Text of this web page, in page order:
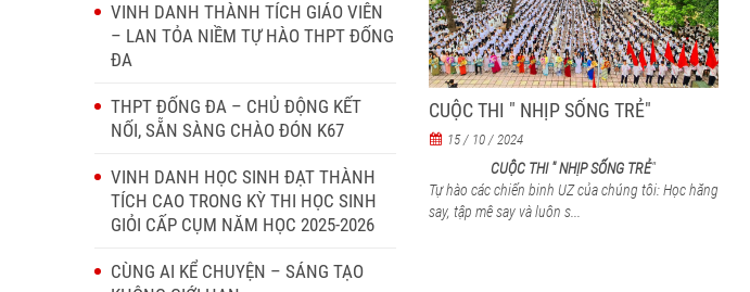
VINH DANH THÀNH TÍCH GIÁO VIÊN
– LAN TỎA NIỀM TỰ HÀO THPT ĐỐNG
ĐA
THPT ĐỐNG ĐA – CHỦ ĐỘNG KẾT
NỐI, SẴN SÀNG CHÀO ĐÓN K67
VINH DANH HỌC SINH ĐẠT THÀNH
TÍCH CAO TRONG KỲ THI HỌC SINH
GIỎI CẤP CỤM NĂM HỌC 2025-2026
CÙNG AI KỂ CHUYỆN – SÁNG TẠO
CUỘC THI " NHỊP SỐNG TRẺ"
15 / 10 / 2024
CUỘC THI " NHỊP SỐNG TRẺ"
Tự hào các chiến binh UZ của chúng tôi: Học hăng
say, tập mê say và luôn s...